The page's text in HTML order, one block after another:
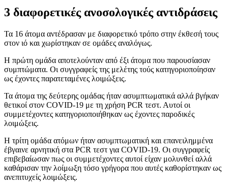
3 διαφορετικές ανοσολογικές αντιδράσεις
Τα 16 άτομα αντέδρασαν με διαφορετικό τρόπο στην έκθεσή τους
στον ιό και χωρίστηκαν σε ομάδες αναλόγως.
Η πρώτη ομάδα αποτελούνταν από έξι άτομα που παρουσίασαν
συμπτώματα. Οι συγγραφείς της μελέτης τούς κατηγοριοποίησαν
ως έχοντες παρατεταμένες λοιμώξεις.
Τα άτομα της δεύτερης ομάδας ήταν ασυμπτωματικά αλλά βγήκαν
θετικοί στον COVID-19 με τη χρήση PCR τεστ. Αυτοί οι
συμμετέχοντες κατηγοριοποιήθηκαν ως έχοντες παροδικές
λοιμώξεις.
Η τρίτη ομάδα ατόμων ήταν ασυμπτωματική και επανειλημμένα
έβγαινε αρνητική στα PCR τεστ για COVID-19. Οι συγγραφείς
επιβεβαίωσαν πως οι συμμετέχοντες αυτοί είχαν μολυνθεί αλλά
καθάρισαν την λοίμωξη τόσο γρήγορα που αυτές καθορίστηκαν ως
ανεπιτυχείς λοιμώξεις.